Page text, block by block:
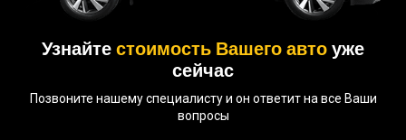
Узнайтестоимость Вашего автоуже
сейчас
Позвоните нашему специалисту и он ответит на все Ваши
вопросы